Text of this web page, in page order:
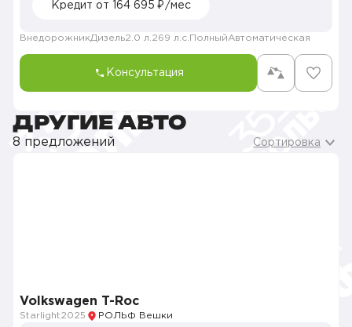
Кредит от 164 695 ₽/мес
ВнедорожникДизель2.0 л. 269 л.с. ПолныйАвтоматическая
Консультация
ДРУГИЕ АВТО
8 предложений Сортировка
Volkswagen T-Roc
Starlight2025 РОЛЬФ Вешки